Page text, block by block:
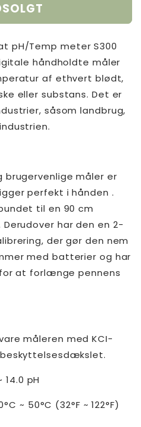
pH/Temp meter S300
håndholdte måler
af ethvert blødt,
eller substans. Det er
såsom landbrug,
brugervenlige måler er
perfekt i hånden .
til en 90 cm
har den en 2-
der gør den nem
med batterier og har
at forlænge pennens
måleren med KCI-
14.0 pH
~ 50°C (32°F ~ 122°F)